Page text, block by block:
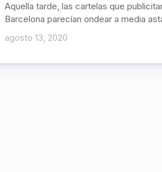
Aquella tarde, las cartelas que
Barcelona parecían ondear a media
agosto 13, 2020